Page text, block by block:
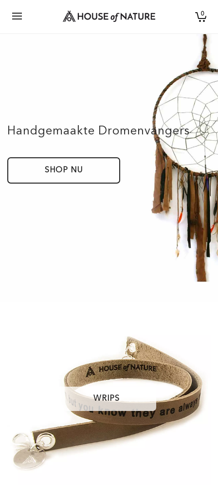
0
Handgemaakte Dromenvangers
SHOP NU
WRIPS